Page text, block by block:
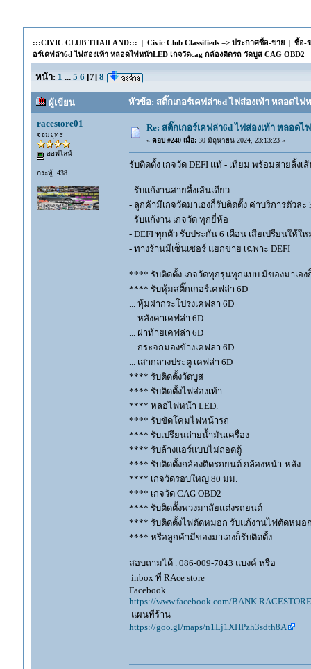
:::CIVIC CLUB THAILAND::: | Civic Club Classifieds => ประกาศซื้อ-ขาย| ซื้อ-
อร์เคฟล่า6d ไฟส่องเท้า หลอดไฟหน้าLED เกจวัดcag กล้องติดรถ วัดบูส CAG OBD2
หน้า: 1 ... 5 6 [7] 8
ผู้เขียน หัวข้อ: สติ๊กเกอร์เคฟล่า6d ไฟส่องเท้า หลอดไฟ
racestore01
จอมยุทธ
ออฟไลน์
กระทู้: 438
Re: สติ๊กเกอร์เคฟล่า6d ไฟส่องเท้า หลอด
« ตอบ #240 เมื่อ:30 มิถุนายน 2024, 23:13:23 »
รับติดตั้ง เกจวัด DEFI แท้ - เทียม พร้อมสายลิ้งเ
- รับแก้งานสายลิ้งเส้นเดียว
- ลูกค้ามีเกจวัดมาเองก็รับติดตั้ง ค่าบริการตัวล่
- รับแก้งาน เกจวัด ทุกยี่ห้อ
- DEFI ทุกตัว รับประกัน 6 เดือน เสียเปรียนให้ให
- ทางร้านมีเซ็นเซอร์ แยกขาย เฉพาะ DEFI
**** รับติดตั้ง เกจวัดทุกรุ่นทุกแบบ มีของมาเอง
**** รับหุ้มสติ๊กเกอร์เคฟล่า 6D
... หุ้มฝากระโปรงเคฟล่า 6D
... หลังคาเคฟล่า 6D
... ฝาท้ายเคฟล่า 6D
... กระจกมองข้างเคฟล่า 6D
... เสากลางประตู เคฟล่า 6D
**** รับติดตั้งวัดบูส
**** รับติดตั้งไฟส่องเท้า
**** หลอไฟหน้า LED.
**** รับขัดโคมไฟหน้ารถ
**** รับเปรียนถ่ายน้ำมันเครื่อง
**** รับล้างแอร์แบบไม่ถอดตู้
**** รับติดตั้งกล้องติดรถยนต์ กล้องหน้า-หลัง
**** เกจวัดรอบใหญ่ 80 มม.
**** เกจวัด CAG OBD2
**** รับติดตั้งพวงมาลัยแต่งรถยนต์
**** รับติดตั้งไฟตัดหมอก รับแก้งานไฟตัดหมอ
**** หรือลูกค้ามีของมาเองก็รับติดตั้ง
สอบถามได้ . 086-009-7043 แบงค์ หรือ
inbox ที่ RAce store
Facebook.
https://www.facebook.com/
แผนทีร้าน
https://goo.gl/maps/n1Lj1XHPzh3sdth8A